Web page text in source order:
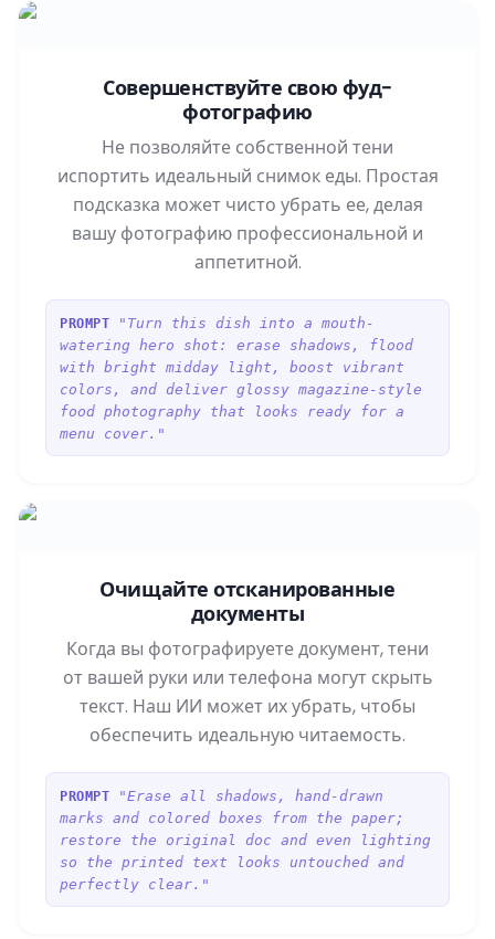
Совершенствуйте свою фуд-
фотографию
Не позволяйте собственной тени
испортить идеальный снимок еды. Простая
подсказка может чисто убрать ее, делая
вашу фотографию профессиональной и
аппетитной.
PROMPT
"Turn this dish into a mouth-
watering hero shot: erase shadows, flood
with bright midday light, boost vibrant
colors, and deliver glossy magazine-style
food photography that looks ready for a
menu cover."
Очищайте отсканированные
документы
Когда вы фотографируете документ, тени
от вашей руки или телефона могут скрыть
текст. Наш ИИ может их убрать, чтобы
обеспечить идеальную читаемость.
PROMPT
"Erase all shadows, hand-drawn
marks and colored boxes from the paper;
restore the original doc and even lighting
so the printed text looks untouched and
perfectly clear."